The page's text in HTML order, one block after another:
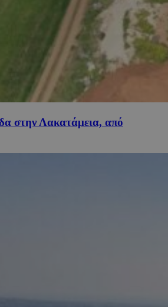
στην Λακατάμεια, από